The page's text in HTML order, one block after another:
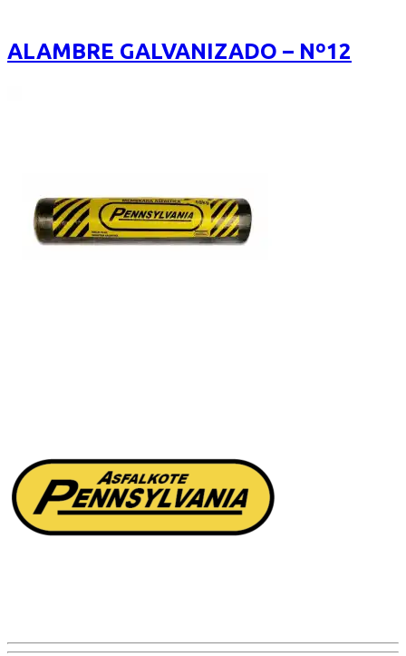
$216
hasta
ALAMBRE GALVANIZADO – Nº12